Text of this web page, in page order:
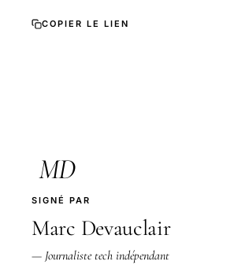
COPIER LE LIEN
MD
SIGNÉ PAR
Marc Devauclair
— Journaliste tech indépendant